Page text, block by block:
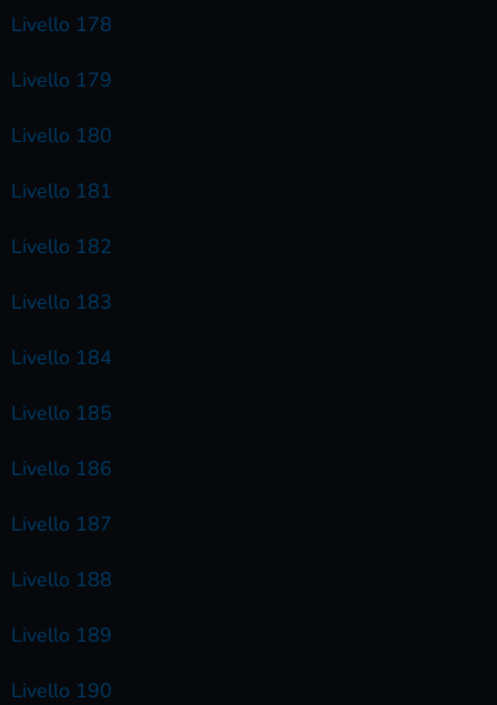
Livello 178
Livello 179
Livello 180
Livello 181
Livello 182
Livello 183
Livello 184
Livello 185
Livello 186
Livello 187
Livello 188
Livello 189
Livello 190